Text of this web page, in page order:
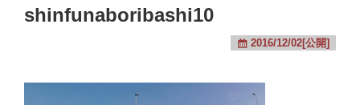
shinfunaboribashi10
2016/12/02[公開]